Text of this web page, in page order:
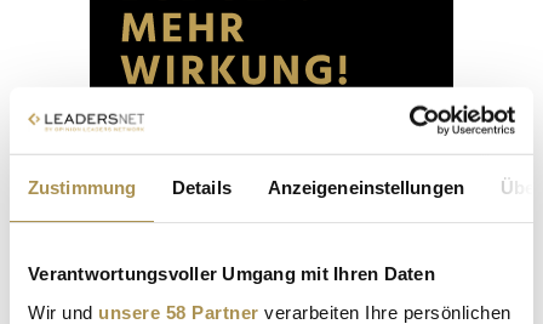
Zustimmung Details Anzeigeneinstellungen
Verantwortungsvoller Umgang mit Ihren Daten
Wir und unsere 58 Partner verarbeiten Ihre persönlichen